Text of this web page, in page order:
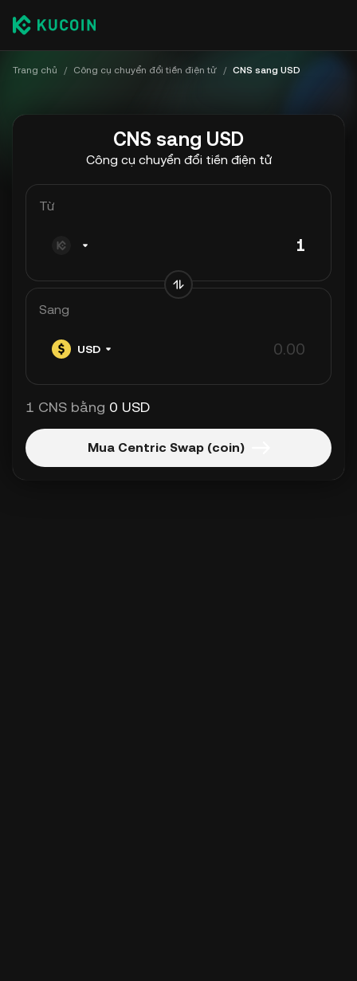
Trang chủ / Công cụ chuyển đổi tiền điện tử / CNS sang USD
CNS sang USD
Công cụ chuyển đổi tiền điện tử
Từ
Sang
USD
1 CNS bằng 0 USD
Mua Centric Swap (coin)